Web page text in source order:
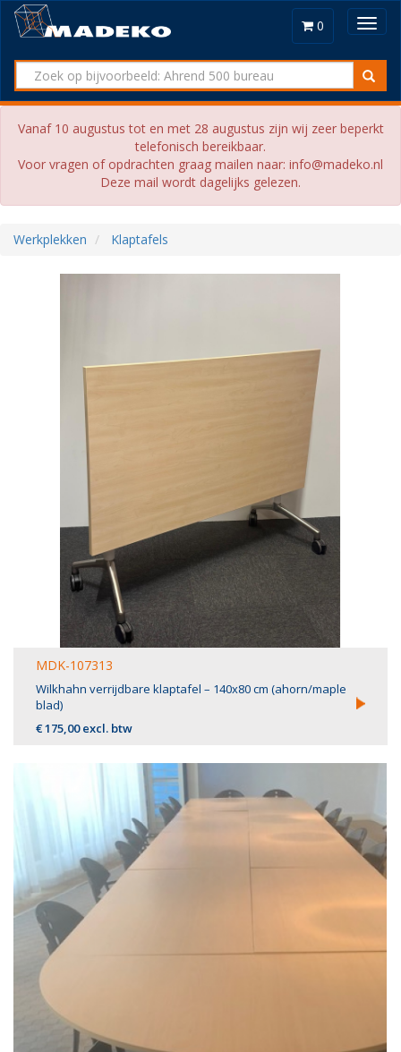
0
Vanaf 10 augustus tot en met 28 augustus zijn wij zeer beperkt
telefonisch bereikbaar.
Voor vragen of opdrachten graag mailen naar: info@madeko.nl
Deze mail wordt dagelijks gelezen.
Werkplekken Klaptafels
MDK-107313
Wilkhahn verrijdbare klaptafel – 140x80 cm (ahorn/maple
blad)
€ 175,00 excl. btw